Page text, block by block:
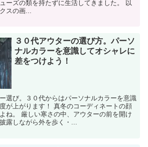
ーズの類を持たずに生活してきました。 以
スの画...
３０代アウターの選び方。パーソ
ナルカラーを意識してオシャレに
差をつけよう！
選び。３０代からはパーソナルカラーを意識
が上がります！ 真冬のコーディネートの顔
ね。 厳しい寒さの中、アウターの前を開け
露しながら外を歩く・...